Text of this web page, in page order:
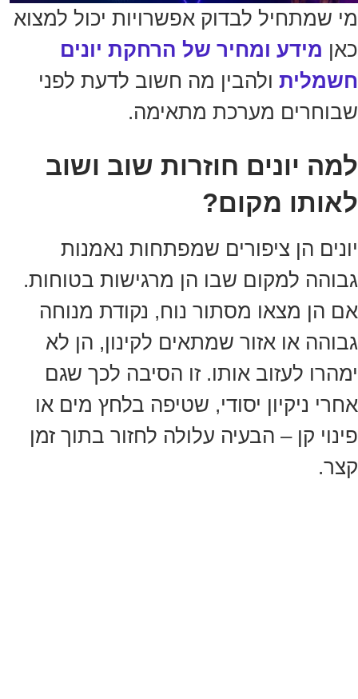
מי שמתחיל לבדוק אפשרויות יכול למצוא
כאן מידע ומחיר של הרחקת יונים
חשמלית ולהבין מה חשוב לדעת לפני
שבוחרים מערכת מתאימה.
למה יונים חוזרות שוב ושוב
לאותו מקום?
יונים הן ציפורים שמפתחות נאמנות
גבוהה למקום שבו הן מרגישות בטוחות.
אם הן מצאו מסתור נוח, נקודת מנוחה
גבוהה או אזור שמתאים לקינון, הן לא
ימהרו לעזוב אותו. זו הסיבה לכך שגם
אחרי ניקיון יסודי, שטיפה בלחץ מים או
פינוי קן – הבעיה עלולה לחזור בתוך זמן
קצר.